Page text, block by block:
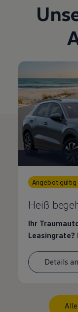
Angebot
Heiß
Ihr
Leasingrate?
Details